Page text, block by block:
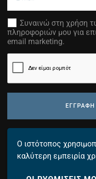
Ο ιστότοπος
καλύτερη εμπειρία
Συναινώ στη χρήση
πληροφοριών μου για
email marketing.
ΕΓΓΡΑΦΗ
Προσθέστε τη διεύθυνση
τελευταία μας νέα.